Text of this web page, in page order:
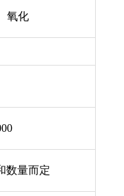
氧化
数量而定